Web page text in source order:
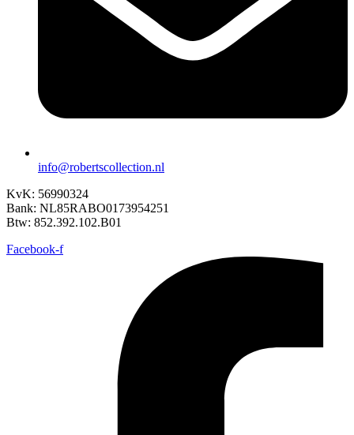
info@robertscollection.nl
KvK: 56990324
Bank: NL85RABO0173954251
Btw: 852.392.102.B01
Facebook-f